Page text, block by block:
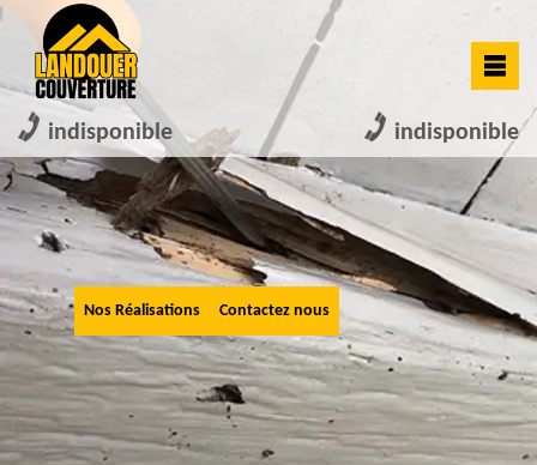
indisponible indisponible
Nos Réalisations Contactez nous